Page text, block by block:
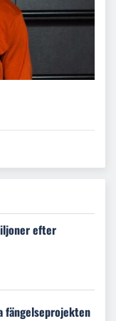
efter
fängelseprojekten